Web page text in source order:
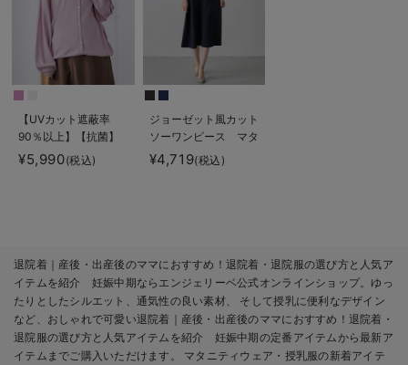
【UVカット遮蔽率
90％以上】【抗菌】
【接触冷感】前後２
WAYカーディガン
¥5,990(税込)
ジョーゼット風カット
ソーワンピース マタ
ニティ・産後授乳【出
産後も長く使える】
¥4,719(税込)
退院着｜産後・出産後のママにおすすめ！退院着・退院服の選び方と人気ア
イテムを紹介 妊娠中期ならエンジェリーベ公式オンラインショップ。ゆっ
たりとしたシルエット、通気性の良い素材、 そして授乳に便利なデザイン
など、おしゃれで可愛い退院着｜産後・出産後のママにおすすめ！退院着・
退院服の選び方と人気アイテムを紹介 妊娠中期の定番アイテムから最新ア
イテムまでご購入いただけます。 マタニティウェア・授乳服の新着アイテ